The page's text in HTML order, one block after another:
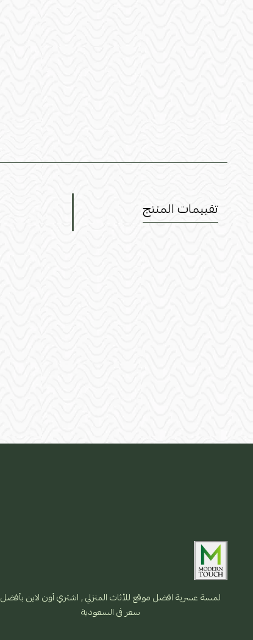
تقييمات المنتج
لمسة عسرية افضل موقع للأثاث المنزلي , اشتري أون لاين بأفضل
سعر فى السعودية